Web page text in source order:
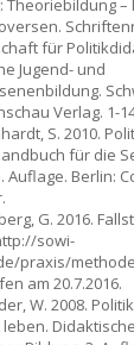
Theoriebildung
für
Jugend- und
Verlag. 1-
S. 2010.
für die
Auflage. Berlin:
G. 2016.
sowi-
praxis/
am 20.7.2016.
W. 2008.
leben.